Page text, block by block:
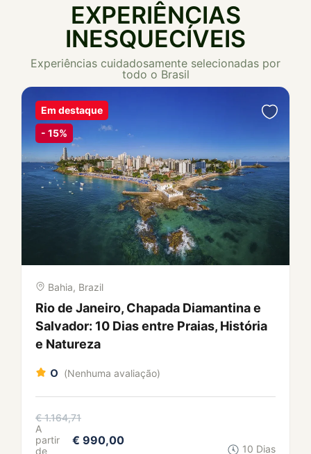
EXPERIÊNCIAS
INESQUECÍVEIS
Experiências cuidadosamente selecionadas por
todo o Brasil
-5%
Maranhão, Brazil
Passeio de Caiaque ao Pôr do Sol:
Revoada dos Guarás no Rio Preguiças
€ 62,63
partir
de
€ 59,50